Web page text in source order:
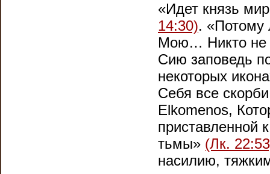
«Идет князь
14:30).
Мою… Никто не
Сию заповедь
некоторых
Себя все
Elkomenos,
приставленной
тьмы» (Лк.
насилию,